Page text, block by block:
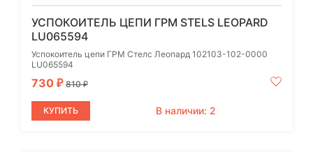
УСПОКОИТЕЛЬ ЦЕПИ ГРМ STELS LEOPARD
LU065594
Успокоитель цепи ГРМ Стелс Леопард 102103-102-0000
LU065594
730 ₽ 810₽
КУПИТЬ В наличии: 2